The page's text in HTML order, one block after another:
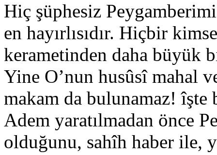
Hiç şüphesiz
en hayırlısıdır. Hiçbir
kerametinden daha büyük
Yine O’nun husûsî mahal
makam da bulunamaz!
Adem yaratılmadan önce
olduğunu, sahîh haber ile,